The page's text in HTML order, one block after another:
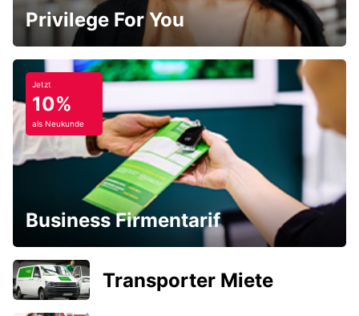
Privilege For You
Jetzt
10%
als Neukunde
Business Firmentarif
Transporter Miete